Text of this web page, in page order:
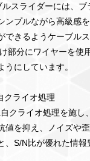
スライダーには、
ンプルながら高級感
できるようケーブル
部分にワイヤーを使
うにしています。
クライオ処理
クライオ処理を施し
値を抑え、ノイズや
、S/N比が優れた情